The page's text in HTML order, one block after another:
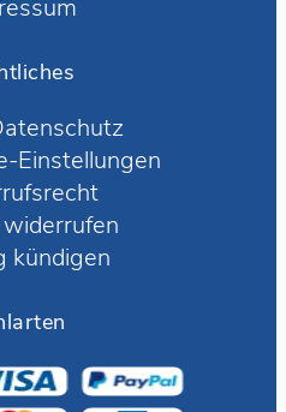
Einstellungen
kündigen